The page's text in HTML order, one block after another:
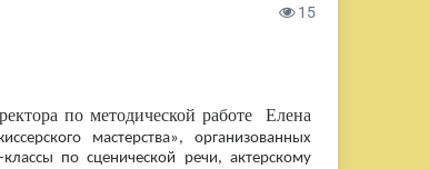
15
по методической работе Елена
мастерства», организованных
по сценической речи, актерскому